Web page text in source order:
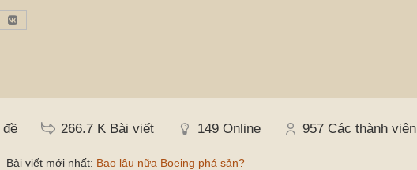
đề 266.7 K Bài viết 149 Online 957 Các thành viên
Bài viết mới nhất: Bao lâu nữa Boeing phá sản?